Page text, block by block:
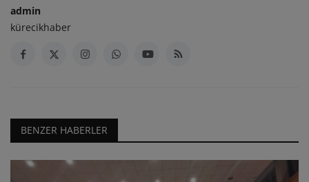
admin
kürecikhaber
BENZER HABERLER